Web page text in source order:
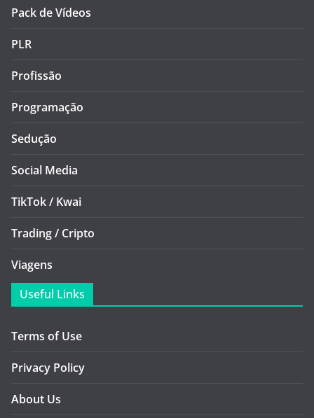
Pack de Vídeos
PLR
Profissão
Programação
Sedução
Social Media
TikTok / Kwai
Trading / Cripto
Viagens
Useful Links
Terms of Use
Privacy Policy
About Us